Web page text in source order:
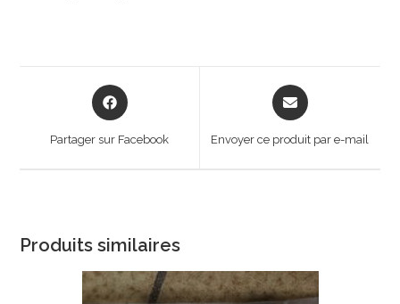
Opens
in
Partager sur Facebook
Opens
in
new
Envoyer ce produit par e-mail
Produits similaires